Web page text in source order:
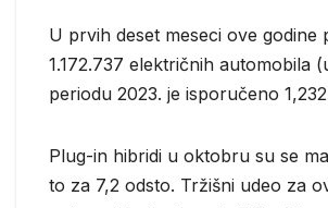
U prvih deset meseci ove godine
1.172.737 električnih automobila
periodu 2023. je isporučeno
Plug-in hibridi u oktobru su se
to za 7,2 odsto. Tržišni udeo za